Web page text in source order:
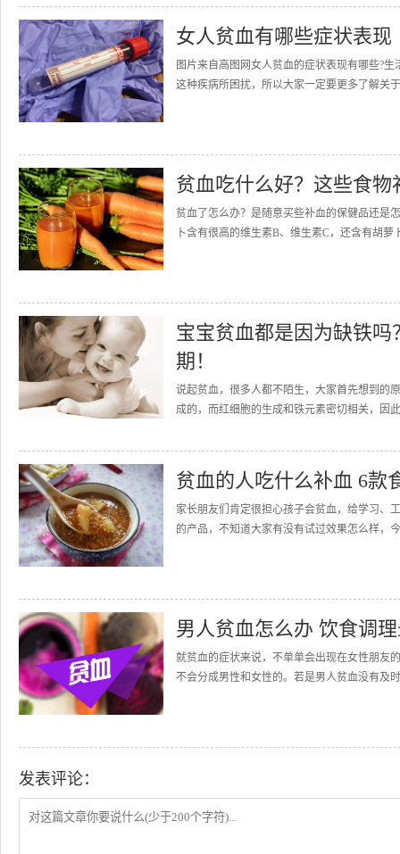
女人贫血有哪些症状表现
图片来自高图网女人贫血的症状表现有哪些?
这种疾病所困扰，所以大家一定要更多了解关
贫血吃什么好？这些食物
贫血了怎么办？是随意买些补血的保健品还是
卜含有很高的维生素B、维生素C，还含有胡
宝宝贫血都是因为缺铁
期！
说起贫血，很多人都不陌生，大家首先想到的
成的，而红细胞的生成和铁元素密切相关，因
贫血的人吃什么补血 6款
家长朋友们肯定很担心孩子会贫血，给学习、
的产品，不知道大家有没有试过效果怎么样，
男人贫血怎么办 饮食调
就贫血的症状来说，不单单会出现在女性朋友
不会分成男性和女性的。若是男人贫血没有及
发表评论：